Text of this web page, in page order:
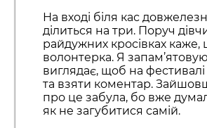
На вході біля кас
ділиться на три. Поруч
райдужних кросівках каже,
волонтерка. Я
виглядає, щоб на фестивалі
та взяти коментар.
про це забула, бо вже
як не загубитися самій.